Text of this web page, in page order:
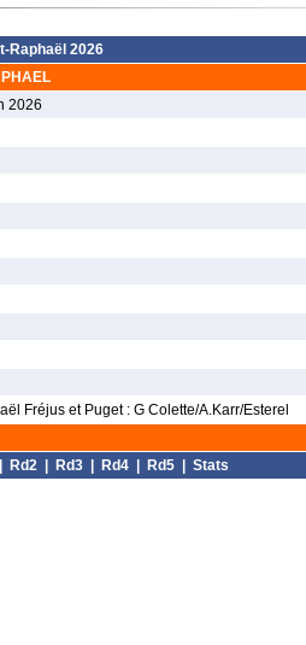
Raphaël 2026
2026
Fréjus et Puget : G Colette/A.Karr/Esterel
Rd2| Rd3| Rd4| Rd5| Stats